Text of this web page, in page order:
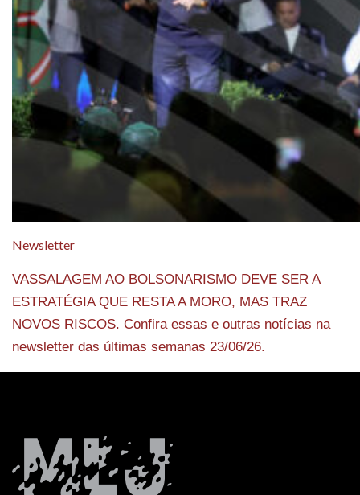
Newsletter
VASSALAGEM AO BOLSONARISMO DEVE SER A
ESTRATÉGIA QUE RESTA A MORO, MAS TRAZ
NOVOS RISCOS. Confira essas e outras notícias na
newsletter das últimas semanas 23/06/26.